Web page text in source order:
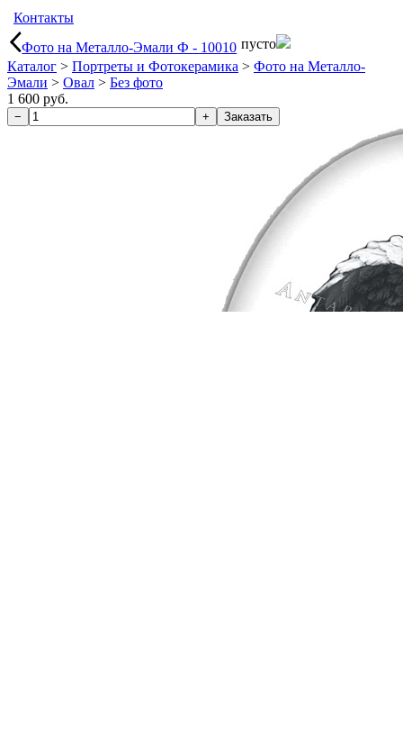
Контакты
Фото на Металло-Эмали Ф - 10010 пусто
Каталог > Портреты и Фотокерамика > Фото на Металло-
Эмали > Овал > Без фото
1 600 руб.